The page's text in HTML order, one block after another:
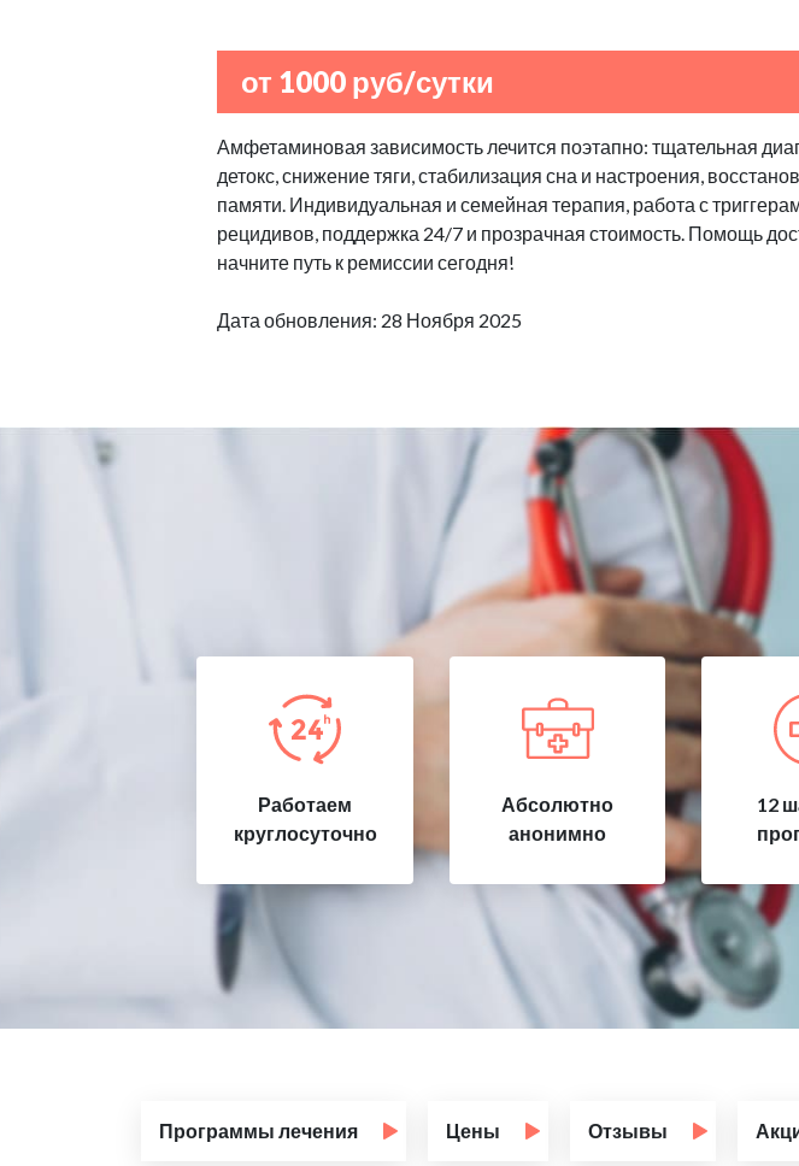
от 1000 руб/сутки
Амфетаминовая зависимость лечится поэтапно: тщательная
детокс, снижение тяги, стабилизация сна и настроения,
памяти. Индивидуальная и семейная терапия, работа с
рецидивов, поддержка 24/7 и прозрачная стоимость. Помощь
начните путь к ремиссии сегодня!
Дата обновления: 28 Ноября 2025
Работаем
круглосуточно
Абсолютно
анонимно
12
Программы лечения Цены Отзывы